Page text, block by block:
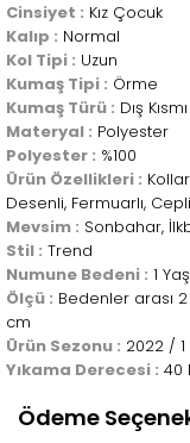
Cinsiyet : Kız Çocuk
Kalıp : Normal
Kol Tipi : Uzun
Kumaş Tipi : Örme
Kumaş Türü : Dış
Materyal : Polyester
Polyester : %100
Ürün Özellikleri :
Desenli, Fermuarlı, Cepli
Mevsim : Sonbahar,
Stil : Trend
Numune Bedeni : 1 Yaş
Ölçü : Bedenler arası
cm
Ürün Sezonu : 2022 / 1
Yıkama Derecesi : 40
Ödeme